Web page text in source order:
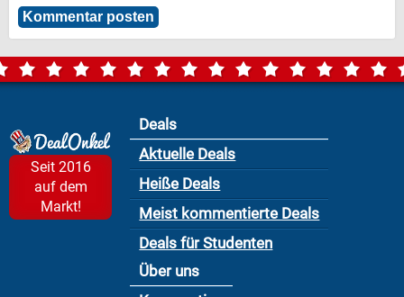
Seit 2016
auf dem
Markt!
Deals
Aktuelle Deals
Heiße Deals
Meist kommentierte Deals
Deals für Studenten
Über uns